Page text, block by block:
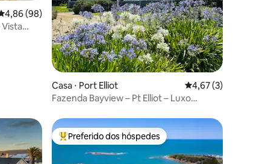
de uma avaliação média de 5, 98 avaliações
4,86 (98)
Casa ⋅ Port Elliot 4,67 de uma
4,67 (3)
Fazenda Bayview – Pt Elliot – Luxo
Entre os melhores preferidos dos hóspedes
Preferido dos hóspedes